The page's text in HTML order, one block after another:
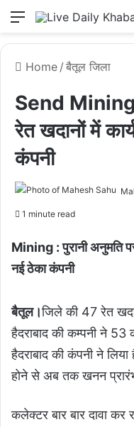
Menu
Home / बैतूल जिला
Send Mining :
रेत खदानों में
कंपनी
1 minute read
Mining : पुरानी अनुमति
नई ठेका कंपनी
बैतूल।जिले की 47 रेत
हैदराबाद की कम्पनी ने
हैदराबाद की कंपनी ने
होने से अब तक खनन प्रारंभ
कलेक्टर बार बार दावा